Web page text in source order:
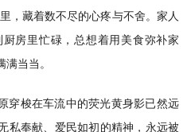
，藏着数不尽的心疼与不舍。家人
房里忙碌，总想着用美食弥补家
当当。
穿梭在车流中的荧光黄身影已然远
私奉献、爱民如初的精神，永远被